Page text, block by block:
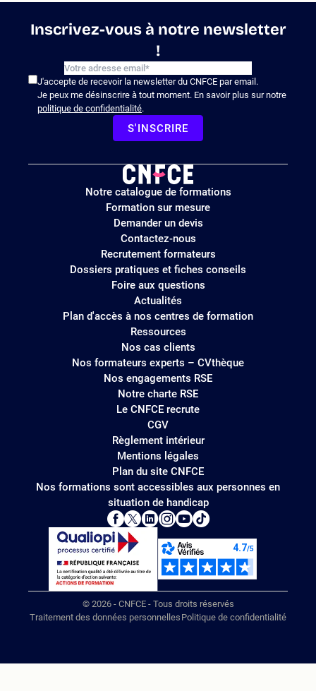
Inscrivez-vous à notre newsletter
!
J'accepte de recevoir la newsletter du CNFCE par email.
Je peux me désinscrire à tout moment. En savoir plus sur notre
politique de confidentialité.
S'INSCRIRE
Logo
site
Notre catalogue de formations
Formation sur mesure
Demander un devis
Contactez-nous
Recrutement formateurs
Dossiers pratiques et fiches conseils
Foire aux questions
Actualités
Plan d'accès à nos centres de formation
Ressources
Nos cas clients
Nos formateurs experts – CVthèque
Nos engagements RSE
Notre charte RSE
Le CNFCE recrute
CGV
Règlement intérieur
Mentions légales
Plan du site CNFCE
Nos formations sont accessibles aux personnes en
situation de handicap
© 2026 - CNFCE - Tous droits réservés
Traitement des données personnelles Politique de confidentialité